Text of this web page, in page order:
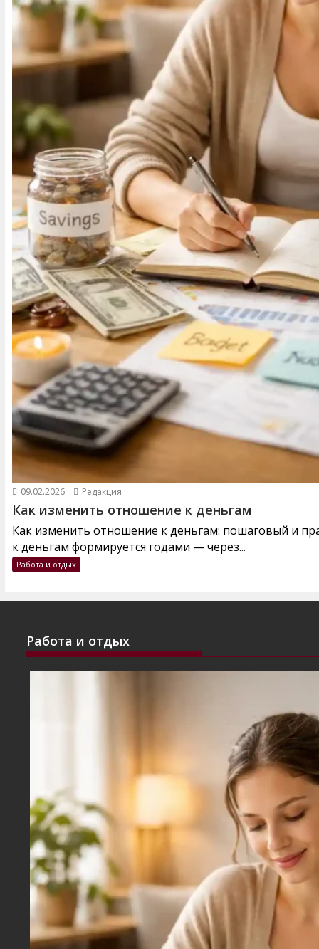
09.02.2026 Редакция
Как изменить отношение к деньгам
Как изменить отношение к деньгам: пошаговый и
к деньгам формируется годами — через...
Работа и отдых
Работа и отдых